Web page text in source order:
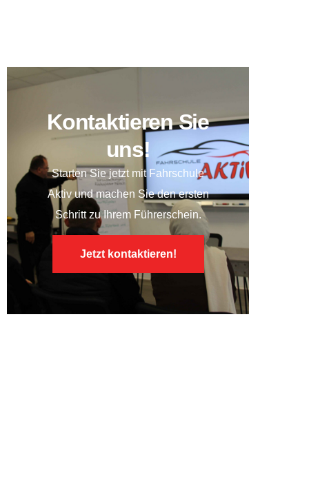
Kontaktieren Sie
uns!
Starten Sie jetzt mit Fahrschule
Aktivund machen Sie den ersten
Schritt zu Ihrem Führerschein.
Jetzt kontaktieren!